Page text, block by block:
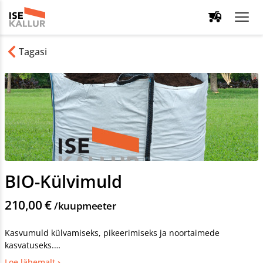
Tagasi
BIO-Külvimuld
210,00 €/kuupmeeter
Kasvumuld külvamiseks, pikeerimiseks ja noortaimede
kasvatuseks.
Lubatud kasutada mahetootmises. Toode vastab EU määrusele